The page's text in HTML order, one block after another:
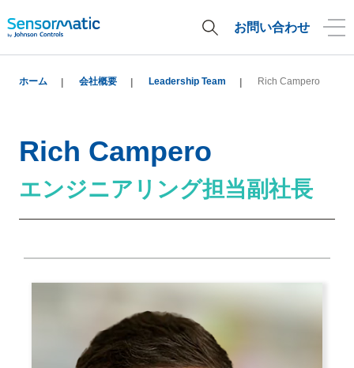
お問い合わせ
ホーム 会社概要 Leadership Team Rich Campero
Rich Campero
エンジニアリング担当副社長